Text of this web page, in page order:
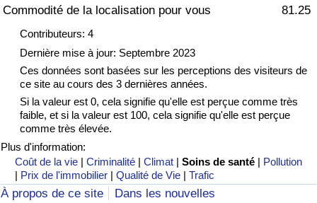
Commodité de la localisation pour vous
81.25
Contributeurs: 4
Dernière mise à jour: Septembre 2023
Ces données sont basées sur les perceptions des visiteurs de
ce site au cours des 3 dernières années.
Si la valeur est 0, cela signifie qu'elle est perçue comme très
faible, et si la valeur est 100, cela signifie qu'elle est perçue
comme très élevée.
Plus d'information:
Coût de la vie |Criminalité |Climat |Soins de santé | Pollution
| Prix de l'immobilier |Qualité de Vie |Trafic
À propos de ce site Dans les nouvelles
Indice des soins de santé par Pays
Pollution
Indice de Pollution (Actuel)
Indice de pollution
Indice de Pollution par Pays
Trafic